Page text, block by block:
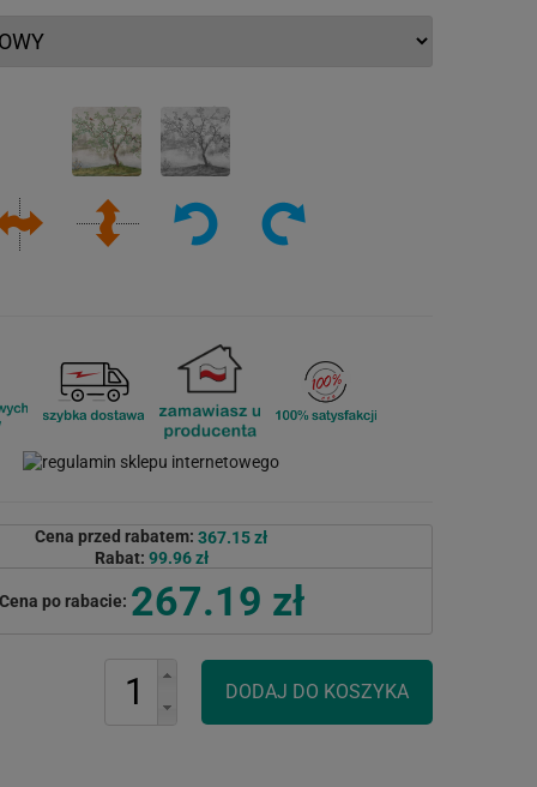
Cena przed rabatem: 367.15 zł
Rabat: 99.96 zł
po rabacie: 267.19 zł